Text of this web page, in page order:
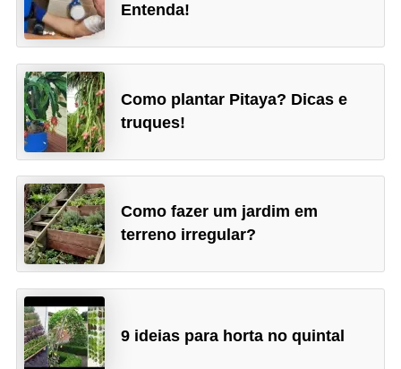
Entenda!
Como plantar Pitaya? Dicas e
truques!
Como fazer um jardim em
terreno irregular?
9 ideias para horta no quintal